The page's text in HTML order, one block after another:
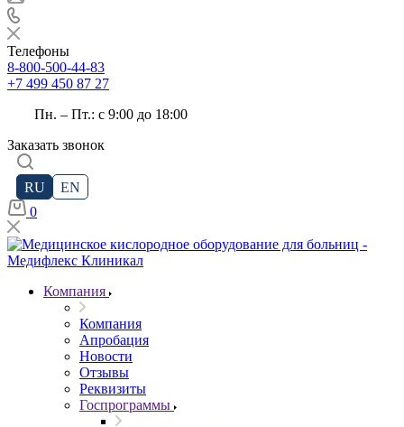
Телефоны
8-800-500-44-83
+7 499 450 87 27
Пн. – Пт.: с 9:00 до 18:00
Заказать звонок
RU
EN
0
Компания
Компания
Апробация
Новости
Отзывы
Реквизиты
Госпрограммы